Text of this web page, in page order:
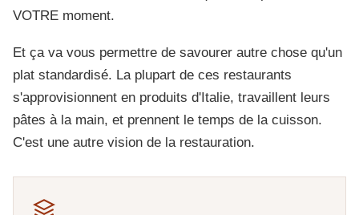
VOTRE moment.
Et ça va vous permettre de savourer autre chose qu'un
plat standardisé. La plupart de ces restaurants
s'approvisionnent en produits d'Italie, travaillent leurs
pâtes à la main, et prennent le temps de la cuisson.
C'est une autre vision de la restauration.